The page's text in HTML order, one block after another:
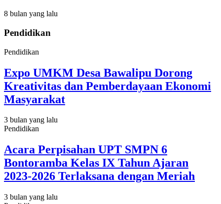
8 bulan yang lalu
Pendidikan
Pendidikan
Expo UMKM Desa Bawalipu Dorong
Kreativitas dan Pemberdayaan Ekonomi
Masyarakat
3 bulan yang lalu
Pendidikan
Acara Perpisahan UPT SMPN 6
Bontoramba Kelas IX Tahun Ajaran
2023-2026 Terlaksana dengan Meriah
3 bulan yang lalu